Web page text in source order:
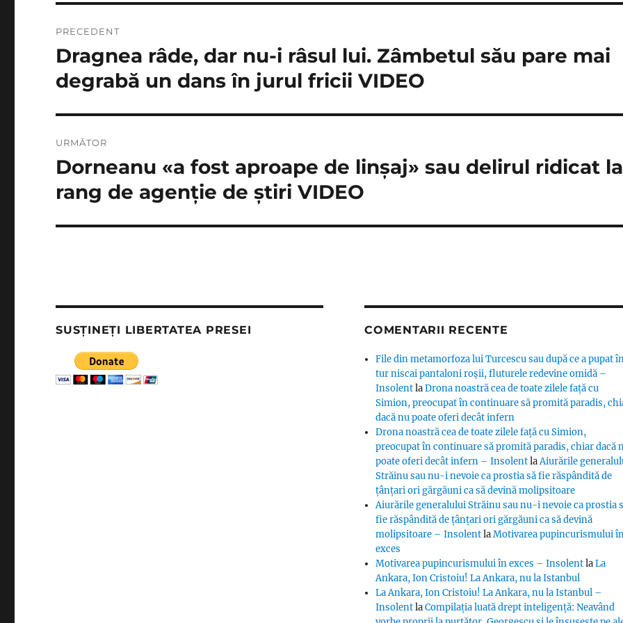
în
articole
PRECEDENT
Articolul
anterior:
Dragnea râde, dar nu-i râsul lui. Zâmbetul său pare mai
degrabă un dans în jurul fricii VIDEO
URMĂTOR
Articolul
Dorneanu «a fost aproape de linşaj» sau delirul ridicat la
rang de agenţie de ştiri VIDEO
SUSȚINEȚI LIBERTATEA PRESEI COMENTARII RECENTE
File din metamorfoza lui Turcescu sau după ce a pupat
tur niscai pantaloni roșii, fluturele redevine omidă –
InsolentlaDrona noastră cea de toate zilele față cu
Simion, preocupat în continuare să promită paradis,
dacă nu poate oferi decât infern
Drona noastră cea de toate zilele față cu Simion,
preocupat în continuare să promită paradis, chiar dacă
poate oferi decât infern – InsolentlaAiurările
Străinu sau nu-i nevoie ca prostia să fie răspândită de
țânțari ori gărgăuni ca să devină molipsitoare
Aiurările generalului Străinu sau nu-i nevoie ca prostia
fie răspândită de țânțari ori gărgăuni ca să devină
molipsitoare – InsolentlaMotivarea pupincurismului
exces
Motivarea pupincurismului în exces – InsolentlaLa
Ankara, Ion Cristoiu! La Ankara, nu la Istanbul
La Ankara, Ion Cristoiu! La Ankara, nu la Istanbul –
InsolentlaCompilația luată drept inteligență: Neavând